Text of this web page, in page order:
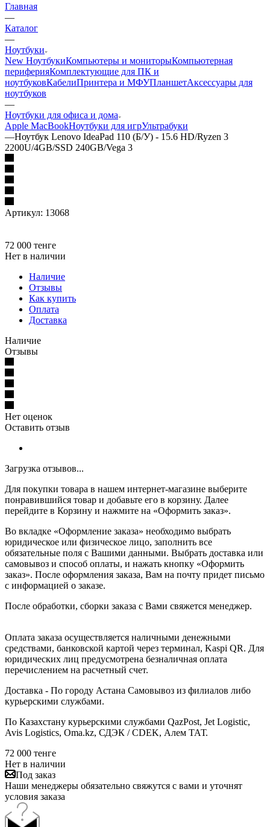
Главная
—
Каталог
—
Ноутбуки
New НоутбукиКомпьютеры и мониторыКомпьютерная
периферияКомплектующие для ПК и
ноутбуковКабелиПринтера и МФУПланшетАксессуары для
ноутбуков
—
Ноутбуки для офиса и дома
Apple MacBookНоутбуки для игрУльтрабуки
—Ноутбук Lenovo IdeaPad 110 (Б/У) - 15.6 HD/Ryzen 3
2200U/4GB/SSD 240GB/Vega 3
Артикул: 13068
72 000 тенге
Нет в наличии
Наличие
Отзывы
Как купить
Оплата
Доставка
Наличие
Отзывы
Нет оценок
Оставить отзыв
Загрузка отзывов...
Для покупки товара в нашем интернет-магазине выберите
понравившийся товар и добавьте его в корзину. Далее
перейдите в Корзину и нажмите на «Оформить заказ».
Во вкладке «Оформление заказа» необходимо выбрать
юридическое или физическое лицо, заполнить все
обязательные поля с Вашими данными. Выбрать доставка или
самовывоз и способ оплаты, и нажать кнопку «Оформить
заказ». После оформления заказа, Вам на почту придет письмо
с информацией о заказе.
После обработки, сборки заказа с Вами свяжется менеджер.
Оплата заказа осуществляется наличными денежными
средствами, банковской картой через терминал, Kaspi QR. Для
юридических лиц предусмотрена безналичная оплата
перечислением на расчетный счет.
Доставка - По городу Астана Самовывоз из филиалов либо
курьерскими службами.
По Казахстану курьерскими службами QazPost, Jet Logistic,
Avis Logistics, Oma.kz, СДЭК / CDEK, Алем ТАТ.
72 000 тенге
Нет в наличии
Под заказ
Наши менеджеры обязательно свяжутся с вами и уточнят
условия заказа